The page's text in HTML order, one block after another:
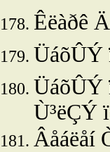
Êëàðê
ÜáõÛÝ
ÜáõÛÝ
Ù³ëÇÝ
Âåáëåí